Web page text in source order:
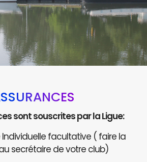
sont souscrites par la Ligue:
Individuelle facultative ( faire la
secrétaire de votre club)